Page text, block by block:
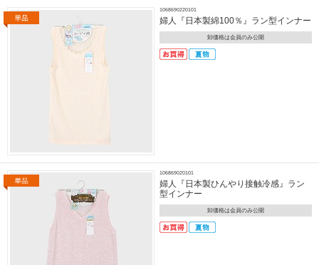
1068690220101
婦人『日本製綿100％』ラン型インナー
卸価格は会員のみ公開
106869020101
婦人『日本製ひんやり接触冷感』ラン
型インナー
卸価格は会員のみ公開